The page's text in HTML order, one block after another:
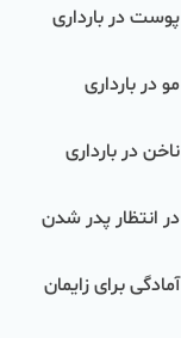
پوست در بارداری
مو در بارداری
ناخن در بارداری
در انتظار پدر شدن
آمادگی برای زایمان